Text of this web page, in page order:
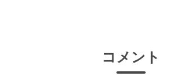
コメント